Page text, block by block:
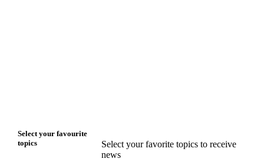
Select your favourite
topics
Select your favorite topics to receive
news